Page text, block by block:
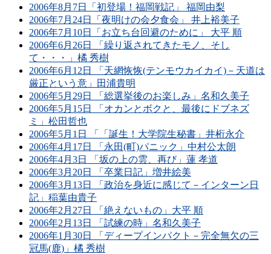
2006年8月7日「初登場！福岡戦記」 福岡由梨
2006年7月24日「夜明けの会夕食会」 井上裕美子
2006年7月10日「お立ち台回避のために」 大平 順
2006年6月26日 「繰り返されてきたモノ、そし
て・・・」橘 秀樹
2006年6月12日 「天網恢恢(テンモウカイカイ)－天道は
厳正という意」田浦貴明
2006年5月29日 「総選挙後のお楽しみ」名和久美子
2006年5月15日 「オカンとボクと、最後にドブネズ
ミ」松田哲也
2006年5月1日 「「誕生！大学院生秘書」井桁永介
2006年4月17日 「永田(町)パニック」中村公太朗
2006年4月3日 「坂の上の雲、再び」蓮 孝道
2006年3月20日 「卒業日記」増井絵美
2006年3月13日 「政治を身近に感じて－インターン日
記」稲葉由貴子
2006年2月27日 「絶えないもの」大平 順
2006年2月13日 「試練の時」名和久美子
2006年1月30日 「ディープインパクト－完全無欠の三
冠馬(鹿)」橘 秀樹